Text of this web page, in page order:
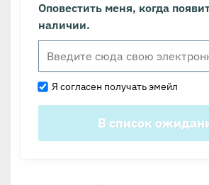
Оповестить меня, когда
наличии.
Я согласен получать эмейл